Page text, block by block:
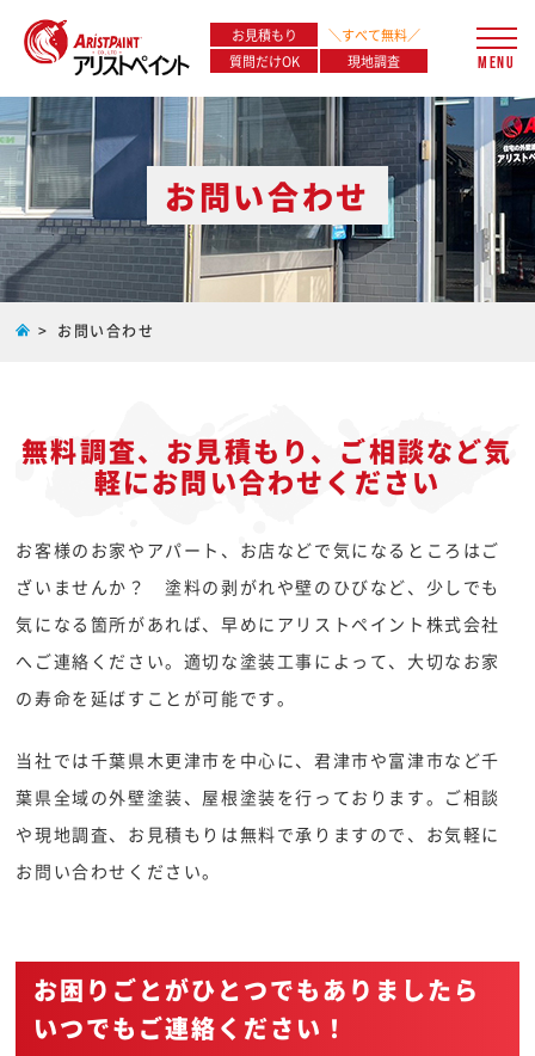
お見積もり
質問だけOK
＼すべて無料／
現地調査
MENU
お問い合わせ
お問い合わせ
無料調査、お見積もり、ご相談など気
軽にお問い合わせください
お客様のお家やアパート、お店などで気になるところはご
ざいませんか？ 塗料の剥がれや壁のひびなど、少しでも
気になる箇所があれば、早めにアリストペイント株式会社
へご連絡ください。適切な塗装工事によって、大切なお家
の寿命を延ばすことが可能です。
当社では千葉県木更津市を中心に、君津市や富津市など千
葉県全域の外壁塗装、屋根塗装を行っております。ご相談
や現地調査、お見積もりは無料で承りますので、お気軽に
お問い合わせください。
お困りごとがひとつでもありましたら
いつでもご連絡ください！